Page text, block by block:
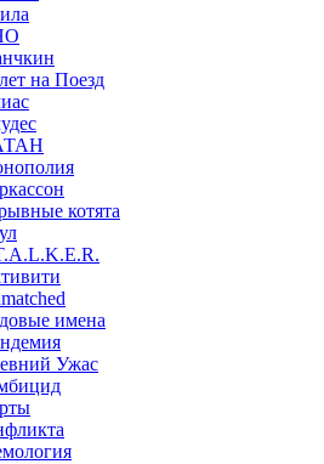
на Поезд
котята
имена
Ужас